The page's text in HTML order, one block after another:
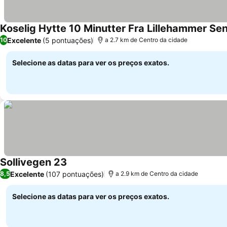
Koselig Hytte 10 Minutter Fra Lillehammer
10Excelente (5 pontuações) a 2.7 km de Centro da cidade
Selecione as datas para ver os preços exatos.
Sollivegen 23
8,5Excelente (107 pontuações) a 2.9 km de Centro da cidade
Selecione as datas para ver os preços exatos.